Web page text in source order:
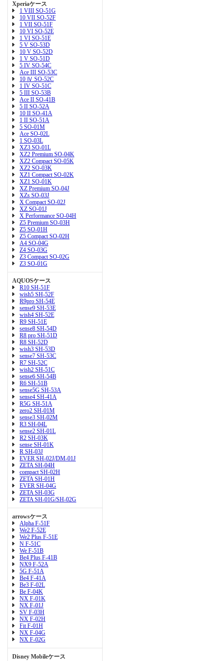
Xperiaケース
1 VIII SO-51G
10 VII SO-52F
1 VII SO-51F
10 VI SO-52E
1 VI SO-51E
5 V SO-53D
10 V SO-52D
1 V SO-51D
5 IV SO-54C
Ace III SO-53C
10 Ⅳ SO-52C
1 IV SO-51C
5 III SO-53B
Ace II SO-41B
5 II SO-52A
10 II SO-41A
1 II SO-51A
5 SO-01M
Ace SO-02L
1 SO-03L
XZ3 SO-01L
XZ2 Premium SO-04K
XZ2 Compact SO-05K
XZ2 SO-03K
XZ1 Compact SO-02K
XZ1 SO-01K
XZ Premium SO-04J
XZs SO-03J
X Compact SO-02J
XZ SO-01J
X Performance SO-04H
Z5 Premium SO-03H
Z5 SO-01H
Z5 Compact SO-02H
A4 SO-04G
Z4 SO-03G
Z3 Compact SO-02G
Z3 SO-01G
AQUOSケース
R10 SH-51F
wish5 SH-52F
R9pro SH-54E
sense9 SH-53E
wish4 SH-52E
R9 SH-51E
sense8 SH-54D
R8 pro SH-51D
R8 SH-52D
wish3 SH-53D
sense7 SH-53C
R7 SH-52C
wish2 SH-51C
sense6 SH-54B
R6 SH-51B
sense5G SH-53A
sense4 SH-41A
R5G SH-51A
zero2 SH-01M
sense3 SH-02M
R3 SH-04L
sense2 SH-01L
R2 SH-03K
sense SH-01K
R SH-03J
EVER SH-02J/DM-01J
ZETA SH-04H
compact SH-02H
ZETA SH-01H
EVER SH-04G
ZETA SH-03G
ZETA SH-01G/SH-02G
arrowsケース
Alpha F-51F
We2 F-52E
We2 Plus F-51E
N F-51C
We F-51B
Be4 Plus F-41B
NX9 F-52A
5G F-51A
Be4 F-41A
Be3 F-02L
Be F-04K
NX F-01K
NX F-01J
SV F-03H
NX F-02H
Fit F-01H
NX F-04G
NX F-02G
Disney Mobileケース